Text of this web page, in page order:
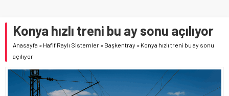
Konya hızlı treni bu ay sonu açılıyor
Anasayfa » Hafif Raylı Sistemler » Başkentray » Konya hızlı treni bu ay sonu
açılıyor